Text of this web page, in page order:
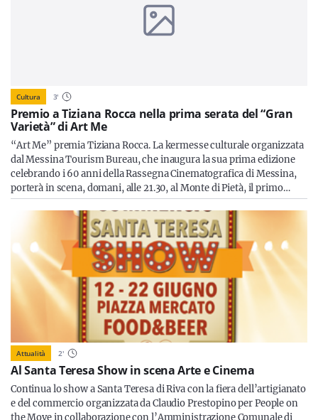
Cultura 3'
Premio a Tiziana Rocca nella prima serata del “Gran
Varietà” di Art Me
“Art Me” premia Tiziana Rocca. La kermesse culturale organizzata
dal Messina Tourism Bureau, che inaugura la sua prima edizione
celebrando i 60 anni della Rassegna Cinematografica di Messina,
porterà in scena, domani, alle 21.30, al Monte di Pietà, il primo…
Attualità 2'
Al Santa Teresa Show in scena Arte e Cinema
Continua lo show a Santa Teresa di Riva con la fiera dell’artigianato
e del commercio organizzata da Claudio Prestopino per People on